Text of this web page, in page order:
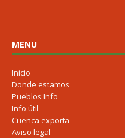
MENU
Inicio
Donde estamos
Pueblos Info
Info útil
Cuenca exporta
Aviso legal